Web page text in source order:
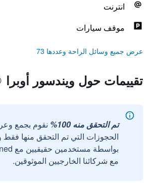
انترنت
موقف سيارات
عرض جميع وسائل الراحة وعددها 73
تقييمات حول ويندسور أوبرا
تم التحقق منه 100%
نقوم بجمع
الحجوزات التي تم التحقق منها فقط
مع شركائنا الخارجيين الموثوقين.